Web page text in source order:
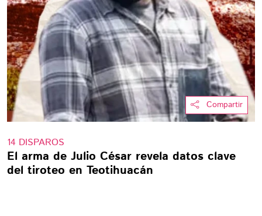
Compartir
14 DISPAROS
El arma de Julio César revela datos clave
del tiroteo en Teotihuacán